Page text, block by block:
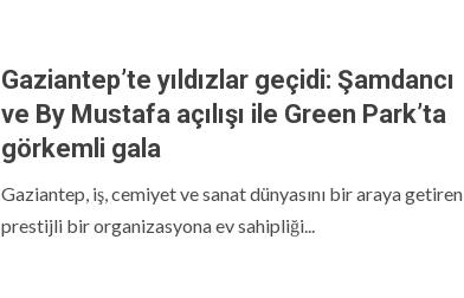
Gaziantep’te yıldızlar geçidi: Şamdancı
ve By Mustafa açılışı ile Green Park’ta
görkemli gala
Gaziantep, iş, cemiyet ve sanat dünyasını bir araya getiren
prestijli bir organizasyona ev sahipliği...